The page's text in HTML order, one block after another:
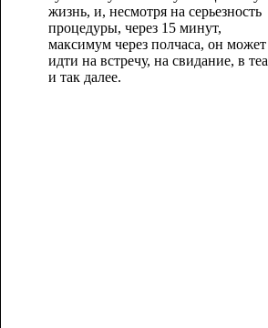
жизнь, и, несмотря на серьезность
процедуры, через 15 минут,
максимум через полчаса, он может
идти на встречу, на свидание, в
и так далее.